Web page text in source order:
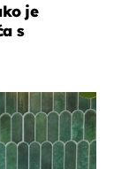
je
s